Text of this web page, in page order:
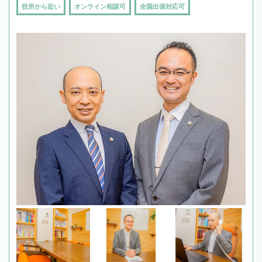
役所から近い オンライン相談可 全国出張対応可